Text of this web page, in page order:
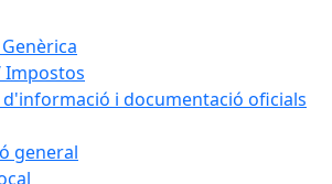
Impostos
d'informació i documentació oficials
general